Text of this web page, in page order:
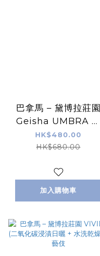
巴拿馬 – 黛博拉莊園
Geisha UMBRA 二
氧化碳浸漬 + 延長遮
陰日曬 (CM +
Dried)
HK$480.00
HK$680.00
加入購物車